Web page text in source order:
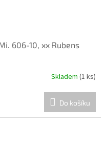
606-10, xx Rubens
Skladem (1 ks)
Do košíku